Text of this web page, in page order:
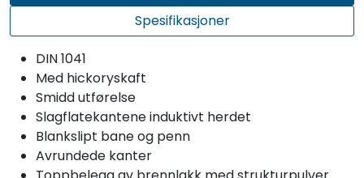
Spesifikasjoner
DIN 1041
Med hickoryskaft
Smidd utførelse
Slagflatekantene induktivt herdet
Blankslipt bane og penn
Avrundede kanter